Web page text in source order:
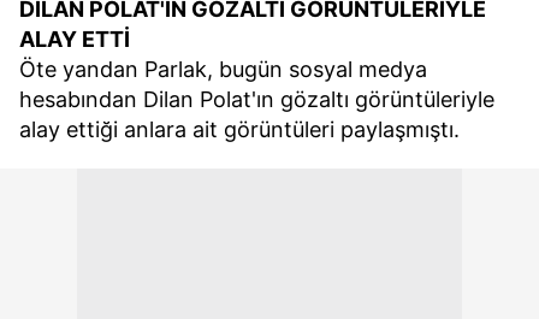
DİLAN POLAT'IN GÖZALTI GÖRÜNTÜLERİYLE
ALAY ETTİ
Öte yandan Parlak, bugün sosyal medya
hesabından Dilan Polat'ın gözaltı görüntüleriyle
alay ettiği anlara ait görüntüleri paylaşmıştı.